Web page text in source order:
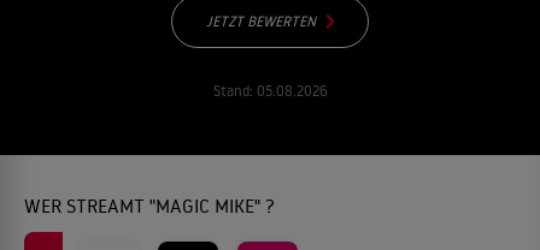
JETZT BEWERTEN
Stand: 05.08.2026
WER STREAMT "MAGIC MIKE" ?